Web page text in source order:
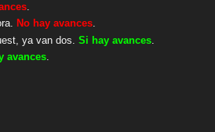
.
No hay avances.
ya van dos. Si hay avances
avances